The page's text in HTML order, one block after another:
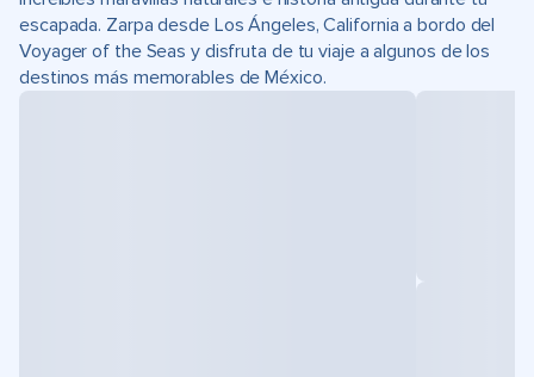
escapada. Zarpa desde Los Ángeles, California a bordo del
Voyager of the Seas y disfruta de tu viaje a algunos de los
destinos más memorables de México.